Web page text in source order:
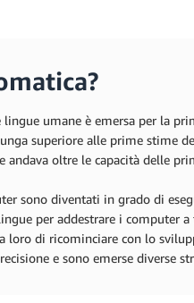
umane è emersa per la
superiore alle prime stime
oltre le capacità delle
sono diventati in grado di
per addestrare i computer
di ricominciare con lo
e sono emerse diverse